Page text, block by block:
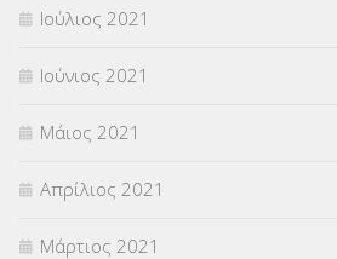
Ιούλιος 2021
Ιούνιος 2021
Μάιος 2021
Απρίλιος 2021
Μάρτιος 2021